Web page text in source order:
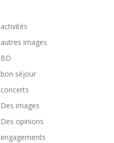
activités
autres images
BD
bon séjour
concerts
Des images
Des opinions
engagements